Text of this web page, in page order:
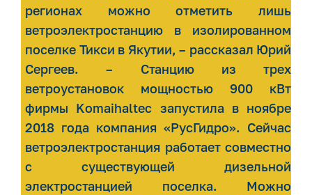
регионах можно отметить лишь
ветроэлектростанцию в изолированном
поселке Тикси в Якутии, – рассказал Юрий
Сергеев. – Станцию из трех
ветроустановок мощностью 900 кВт
фирмы Komaihaltec запустила в ноябре
2018 года компания «РусГидро». Сейчас
ветроэлектростанция работает совместно
с существующей дизельной
электростанцией поселка. Можно